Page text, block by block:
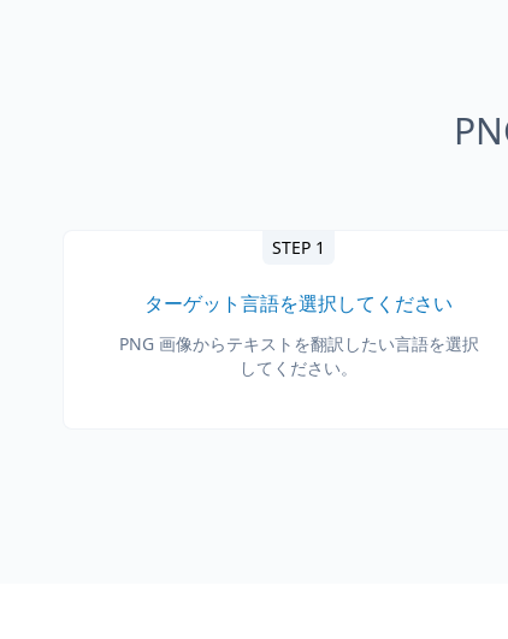
STEP 1
ターゲット言語を選択してください
PNG 画像からテキストを翻訳したい言語を選択
してください。